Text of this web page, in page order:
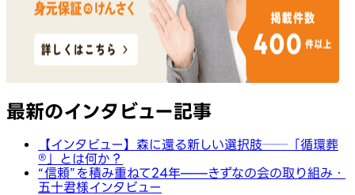
最新のインタビュー記事
【インタビュー】森に還る新しい選択肢──「循環葬
®︎」とは何か？
“信頼”を積み重ねて24年——きずなの会の取り組み・
五十君様インタビュー